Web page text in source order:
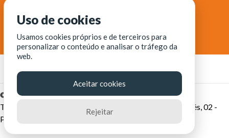
© Fortaleza Digital || CITINOVA - Fundação de Ciência,
Tecnologia e Inovação de Fortaleza - Rua dos Tremembés, 02 -
Praia de Iracema - Fortaleza-CE
Uso de cookies
Usamos cookies próprios e de terceiros para
personalizar o conteúdo e analisar o tráfego da
web.
Aceitar cookies
Rejeitar